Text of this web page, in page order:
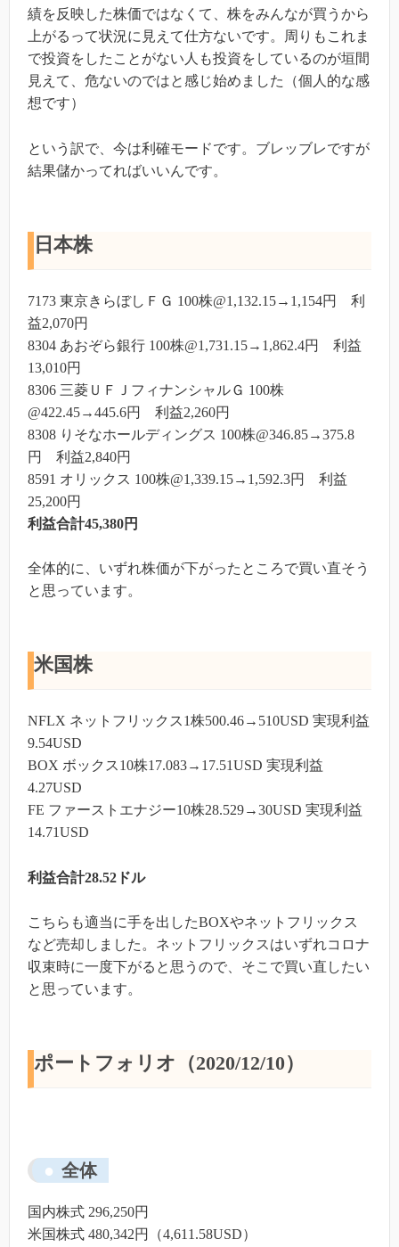
績を反映した株価ではなくて、株をみんなが買うから
上がるって状況に見えて仕方ないです。周りもこれま
で投資をしたことがない人も投資をしているのが垣間
見えて、危ないのではと感じ始めました（個人的な感
想です）
という訳で、今は利確モードです。ブレッブレですが
結果儲かってればいいんです。
日本株
7173 東京きらぼしＦＧ 100株@1,132.15→1,154円 利
益2,070円
8304 あおぞら銀行 100株@1,731.15→1,862.4円 利益
13,010円
8306 三菱ＵＦＪフィナンシャルＧ 100株
@422.45→445.6円 利益2,260円
8308 りそなホールディングス 100株@346.85→375.8
円 利益2,840円
8591 オリックス 100株@1,339.15→1,592.3円 利益
25,200円
利益合計45,380円
全体的に、いずれ株価が下がったところで買い直そう
と思っています。
米国株
NFLX ネットフリックス1株500.46→510USD 実現利益
9.54USD
BOX ボックス10株17.083→17.51USD 実現利益
4.27USD
FE ファーストエナジー10株28.529→30USD 実現利益
14.71USD
利益合計28.52ドル
こちらも適当に手を出したBOXやネットフリックス
など売却しました。ネットフリックスはいずれコロナ
収束時に一度下がると思うので、そこで買い直したい
と思っています。
ポートフォリオ（2020/12/10）
全体
国内株式 296,250円
米国株式 480,342円（4,611.58USD）